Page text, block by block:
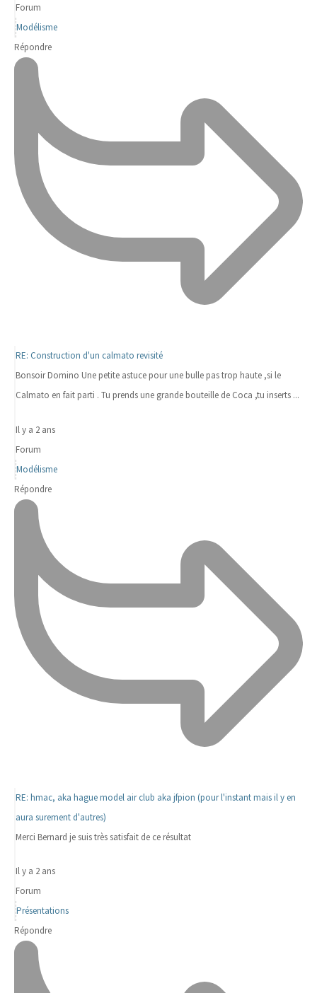
Forum
Modélisme
Répondre
RE: Construction d'un calmato revisité
Bonsoir Domino Une petite astuce pour une bulle pas trop haute ,si le
Calmato en fait parti . Tu prends une grande bouteille de Coca ,tu inserts ...
Il y a 2 ans
Forum
Modélisme
Répondre
RE: hmac, aka hague model air club aka jfpion (pour l'instant mais il y en
aura surement d'autres)
Merci Bernard je suis très satisfait de ce résultat
Il y a 2 ans
Forum
Présentations
Répondre